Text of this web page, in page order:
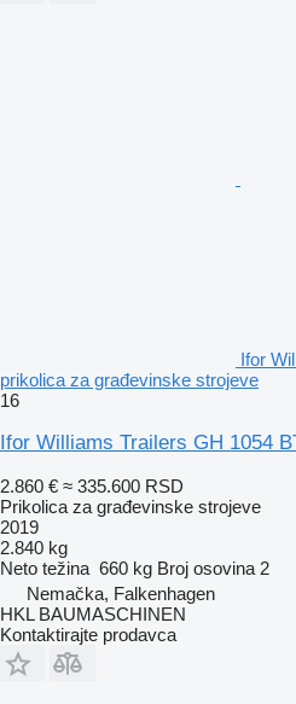
Ifor
prikolica za građevinske strojeve
16
Ifor Williams Trailers GH 1054
2.860 € ≈ 335.600 RSD
Prikolica za građevinske strojeve
2019
2.840 kg
Neto težina 660 kg Broj osovina 2
Nemačka, Falkenhagen
HKL BAUMASCHINEN
Kontaktirajte prodavca